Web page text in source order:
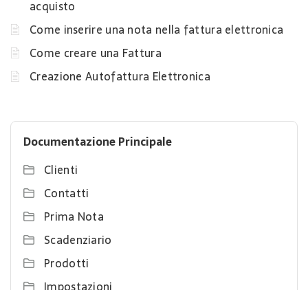
acquisto
Come inserire una nota nella fattura elettronica
Come creare una Fattura
Creazione Autofattura Elettronica
Documentazione Principale
Clienti
Contatti
Prima Nota
Scadenziario
Prodotti